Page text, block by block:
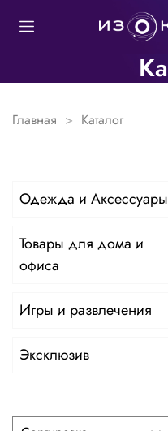
Главная Каталог
Одежда и Аксессуары
Товары для дома и
офиса
Игры и развлечения
Эксклюзив